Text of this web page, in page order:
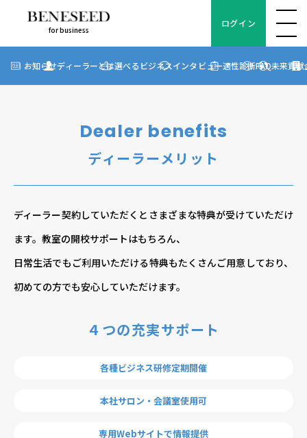
for business
お知らせ
ディーラーとは
FAQ
未来貢献
for business
ログイン
お知らせディーラーとは選べるビジネスインタビュー適性診断
? FAQ未来貢献
Dealer benefits
ディーラーメリット
ディーラー契約していただくとさまざまな特典が受けていただけ
ます。教室の開校サポートはもちろん、
日常生活でもご利用いただける特典もたくさんご用意しており、
初めての方でも安心していただけます。
４つの充実サポート
各種ビジネス研修定期開催
本社サロン・会議室使用可
専用Webサイトで情報提供